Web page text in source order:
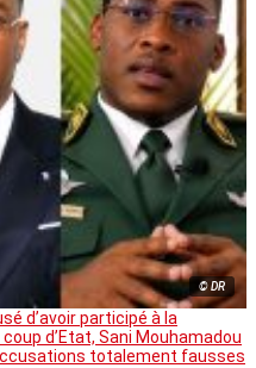
© DR
d’avoir participé à la
d’Etat, Sani Mouhamadou
totalement fausses